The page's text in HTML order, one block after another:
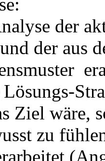
der
der aus
Ziel wäre,
zu